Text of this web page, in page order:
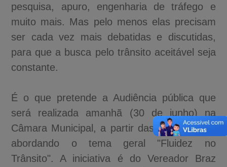
pesquisa, apuro, engenharia de tráfego e
muito mais. Mas pelo menos elas precisam
ser cada vez mais debatidas e discutidas,
para que a busca pelo trânsito aceitável seja
constante.
É o que pretende a Audiência pública que
será realizada amanhã (30 de junho) na
Câmara Municipal, a partir das 18:30 horas,
abordando o tema geral "Fluidez no
Trânsito". A iniciativa é do Vereador Braz